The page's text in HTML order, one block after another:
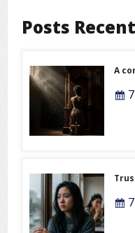
Posts
A